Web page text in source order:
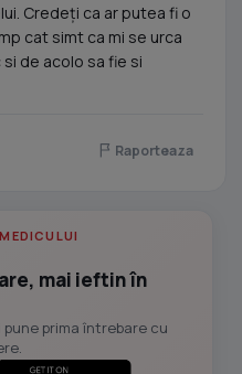
Credeți ca ar putea fi o
cat simt ca mi se urca
de acolo sa fie si
Raporteaza
mai ieftin în
prima întrebare cu